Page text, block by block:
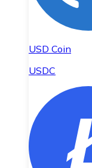
USD Coin
USDC